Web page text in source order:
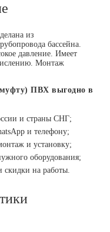
из
бассейна.
давление. Имеет
Монтаж
ПВХ выгодно в
и страны СНГ;
и телефону;
и установку;
оборудования;
скидки на работы.